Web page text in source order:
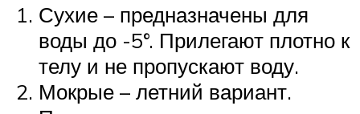
Сухие – предназначены для
воды до -5°. Прилегают плотно к
телу и не пропускают воду.
Мокрые – летний вариант.